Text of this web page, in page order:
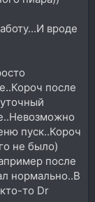
вроде
после
пуск..Короч
не было)
после
нормально..В
то Dr